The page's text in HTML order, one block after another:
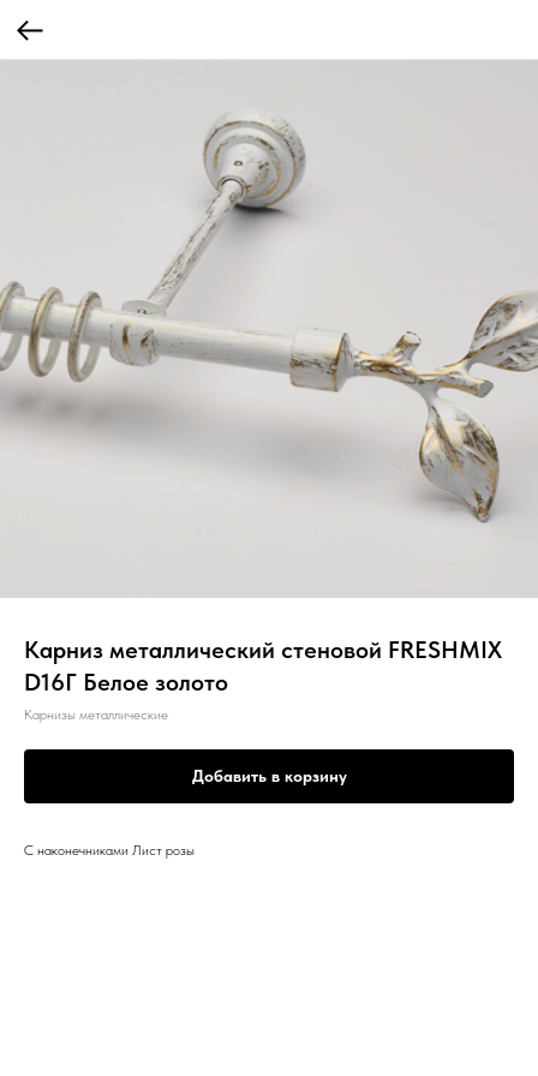
Карниз металлический стеновой FRESHMIX
D16Г Белое золото
Карнизы металлические
Добавить в корзину
С наконечниками Лист розы